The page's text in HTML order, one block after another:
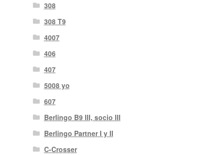
308
308 T9
4007
406
407
5008 yo
607
Berlingo B9 III, socio III
Berlingo Partner I y II
C-Crosser